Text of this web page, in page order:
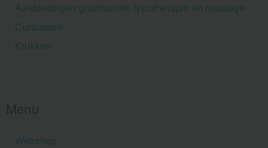
Aanbiedingen groothandel fysiotherapie en massage
Cursussen
Krukken
Webshop